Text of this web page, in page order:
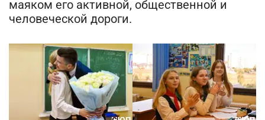
маяком его активной, общественной и
человеческой дороги.